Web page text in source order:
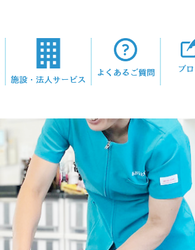
施設・法人サービス
よくあるご質問 ブ